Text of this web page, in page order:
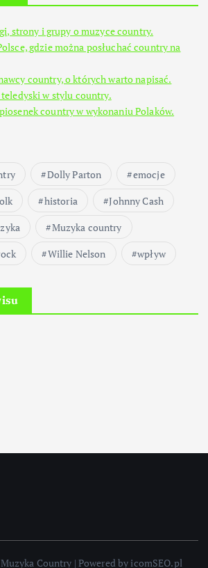
strony i grupy o muzyce country.
gdzie można posłuchać country na
country, o których warto napisać.
w stylu country.
country w wykonaniu Polaków.
Dolly Parton
emocje
historia
Johnny Cash
Muzyka country
Willie Nelson wpływ
Country | Powered by icomSEO.pl